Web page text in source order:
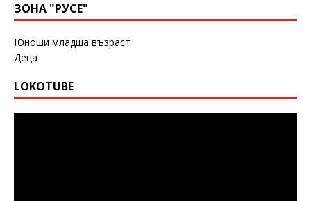
ЗОНА "РУСЕ"
Юноши младша възраст
Деца
LOKOTUBE